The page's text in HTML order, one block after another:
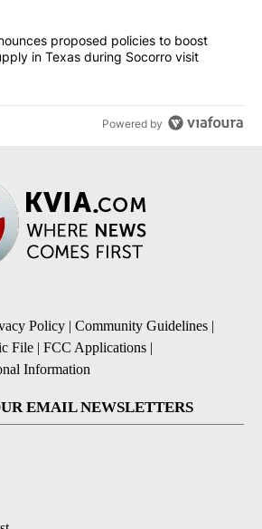
"Abbott announces proposed policies to
proposed policies to boost
in Texas during Socorro visit
Powered by
Policy | Community Guidelines |
File | FCC Applications |
Information
EMAIL NEWSLETTERS